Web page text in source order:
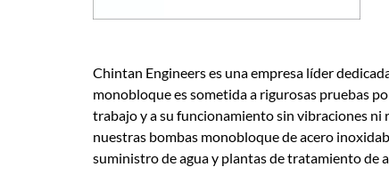
Chintan Engineers es una empresa líder
monobloque es sometida a rigurosas pruebas
trabajo y a su funcionamiento sin vibraciones ni
nuestras bombas monobloque de acero
suministro de agua y plantas de tratamiento de